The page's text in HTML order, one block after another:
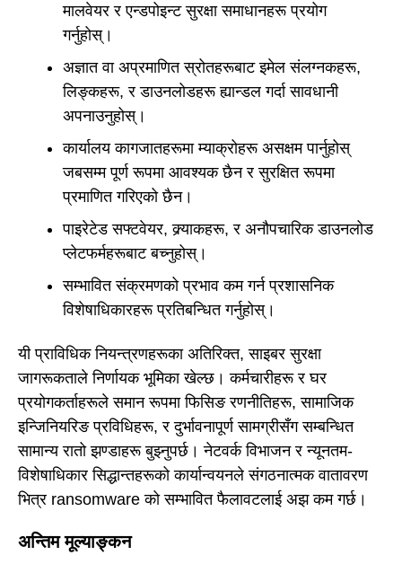
मालवेयर र एन्डपोइन्ट सुरक्षा समाधानहरू प्रयोग
गर्नुहोस्।
अज्ञात वा अप्रमाणित स्रोतहरूबाट इमेल संलग्नकहरू,
लिङ्कहरू, र डाउनलोडहरू ह्यान्डल गर्दा सावधानी
अपनाउनुहोस्।
कार्यालय कागजातहरूमा म्याक्रोहरू असक्षम पार्नुहोस्
जबसम्म पूर्ण रूपमा आवश्यक छैन र सुरक्षित रूपमा
प्रमाणित गरिएको छैन।
पाइरेटेड सफ्टवेयर, क्र्याकहरू, र अनौपचारिक डाउनलोड
प्लेटफर्महरूबाट बच्नुहोस्।
सम्भावित संक्रमणको प्रभाव कम गर्न प्रशासनिक
विशेषाधिकारहरू प्रतिबन्धित गर्नुहोस्।
यी प्राविधिक नियन्त्रणहरूका अतिरिक्त, साइबर सुरक्षा
जागरूकताले निर्णायक भूमिका खेल्छ। कर्मचारीहरू र घर
प्रयोगकर्ताहरूले समान रूपमा फिसिङ रणनीतिहरू, सामाजिक
इन्जिनियरिङ प्रविधिहरू, र दुर्भावनापूर्ण सामग्रीसँग सम्बन्धित
सामान्य रातो झण्डाहरू बुझ्नुपर्छ। नेटवर्क विभाजन र न्यूनतम-
विशेषाधिकार सिद्धान्तहरूको कार्यान्वयनले संगठनात्मक वातावरण
भित्र ransomware को सम्भावित फैलावटलाई अझ कम गर्छ।
अन्तिम मूल्याङ्कन